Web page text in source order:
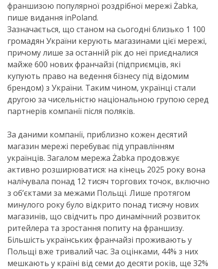
франшизою популярної роздрібної мережі Żabka,
пише видання inPoland.
Зазначається, що станом на сьогодні близько 1 100
громадян України керують магазинами цієї мережі,
причому лише за останній рік до неї приєдналися
майже 600 нових франчайзі (підприємців, які
купують право на ведення бізнесу під відомим
брендом) з України. Таким чином, українці стали
другою за чисельністю національною групою серед
партнерів компанії після поляків.
За даними компанії, приблизно кожен десятий
магазин мережі перебуває під управлінням
українців. Загалом мережа Żabka продовжує
активно розширюватися: на кінець 2025 року вона
налічувала понад 12 тисяч торгових точок, включно
з об’єктами за межами Польщі. Лише протягом
минулого року було відкрито понад тисячу нових
магазинів, що свідчить про динамічний розвиток
ритейлера та зростання попиту на франшизу.
Більшість українських франчайзі проживають у
Польщі вже тривалий час. За оцінками, 44% з них
мешкають у країні від семи до десяти років, ще 32%